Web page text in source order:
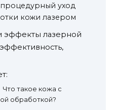
уход
кожи лазером
эффекты лазерной
Что такое кожа с
обработкой?